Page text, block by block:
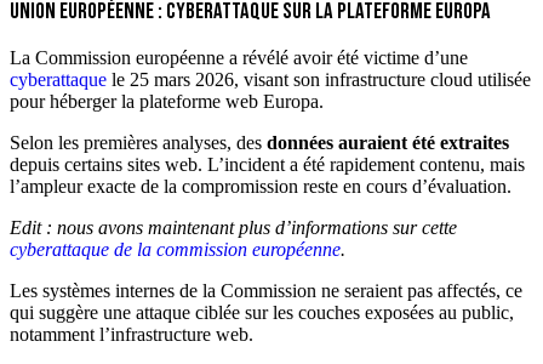
Union européenne : cyberattaque sur la plateforme Europa
La Commission européenne a révélé avoir été victime d’une
cyberattaque le 25 mars 2026, visant son infrastructure cloud utilisée
pour héberger la plateforme web Europa.
Selon les premières analyses, des données auraient été extraites
depuis certains sites web. L’incident a été rapidement contenu, mais
l’ampleur exacte de la compromission reste en cours d’évaluation.
Edit : nous avons maintenant plus d’informations sur cette
cyberattaque de la commission européenne.
Les systèmes internes de la Commission ne seraient pas affectés, ce
qui suggère une attaque ciblée sur les couches exposées au public,
notamment l’infrastructure web.